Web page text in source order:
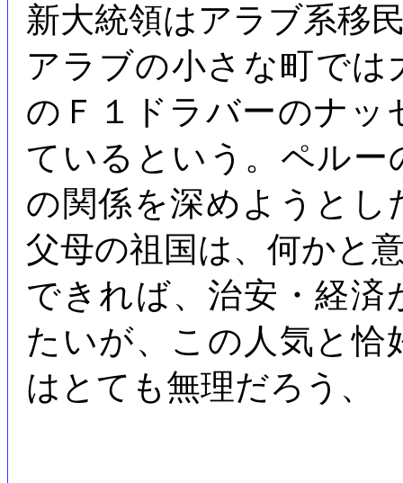
新大統領はアラブ系移
アラブの小さな町で
のＦ１ドラバーのナッ
ているという。ペルー
の関係を深めようとし
父母の祖国は、何かと
できれば、治安・経
たいが、この人気と
はとても無理だろう、